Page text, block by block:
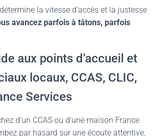
la vitesse d’accès et la justesse
avancez parfois à tâtons, parfois
aux points d’accueil et
locaux, CCAS, CLIC,
Services
d’un CCAS ou d’une maison France
par hasard sur une écoute attentive,